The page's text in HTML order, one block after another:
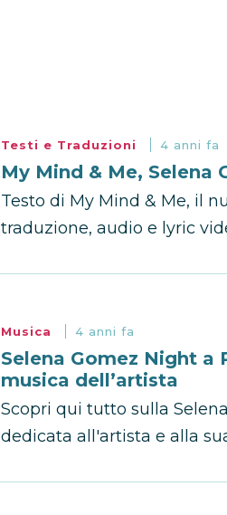
Testi e Traduzioni 4 anni fa
My Mind & Me, Selena
Testo di My Mind & Me, il
traduzione, audio e lyric
Musica 4 anni fa
Selena Gomez Night
musica dell’artista
Scopri qui tutto sulla
dedicata all'artista e alla